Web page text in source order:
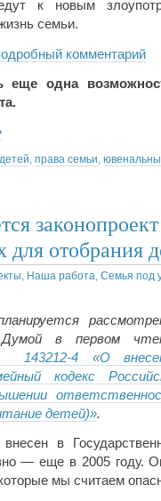
к новым
семьи.
комментарий
еще одна
, права семьи,
для отобрания
, Наша работа, Семья под
Думой в первом
4 «О
кодекс
детей)».
в
— еще в 2005 году.
мы считаем